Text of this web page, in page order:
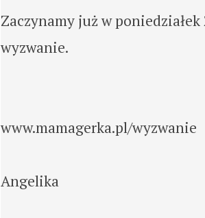
Zaczynamy już w
wyzwanie.
www.mamagerka.pl/wyzwanie
Angelika